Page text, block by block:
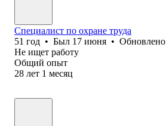
Специалист по охране труда
51 год • Был 17 июня • Обновлено
Не ищет работу
Общий опыт
28 лет 1 месяц